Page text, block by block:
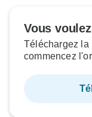
Vous
Téléchargez la
commencez